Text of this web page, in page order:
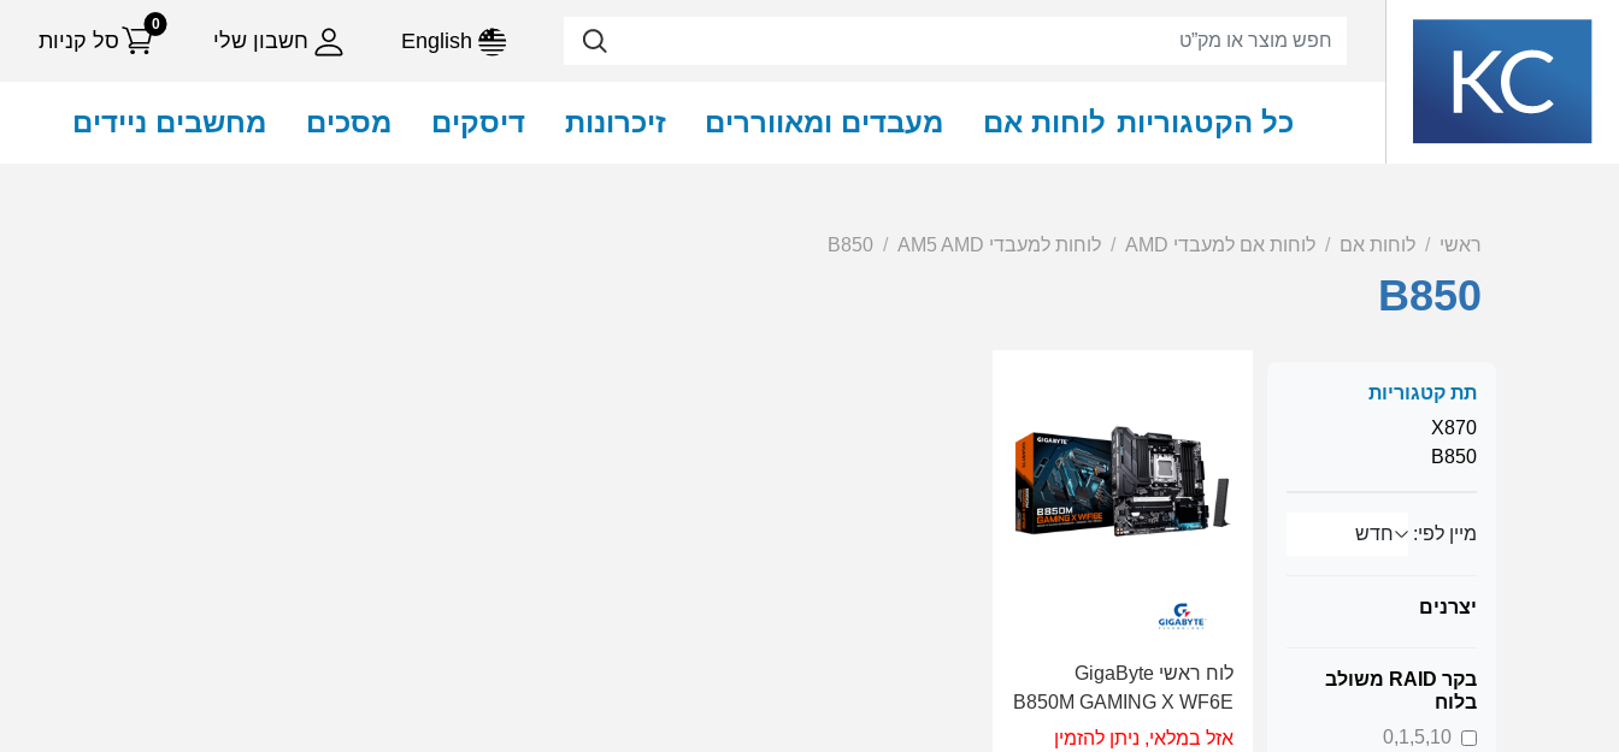
חשבון שלי סל קניות
0
כל הקטגוריות לוחות אם מעבדים ומאווררים זיכרונות דיסקים מסכים מחשבים ניידים
ראשי לוחות אם לוחות אם למעבדי AMD לוחות למעבדי AM5 AMD B850
B850
תת קטגוריות
X870
B850
מיין לפי:
יצרנים
בקר RAID משולב
בלוח
0,1,5,10
לוח ראשי GigaByte
B850M GAMING X WF6E
Socket Ryzen AM5
אזל במלאי, ניתן להזמין